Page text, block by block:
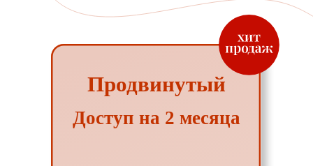
Продвинутый
Доступ на 2 месяца